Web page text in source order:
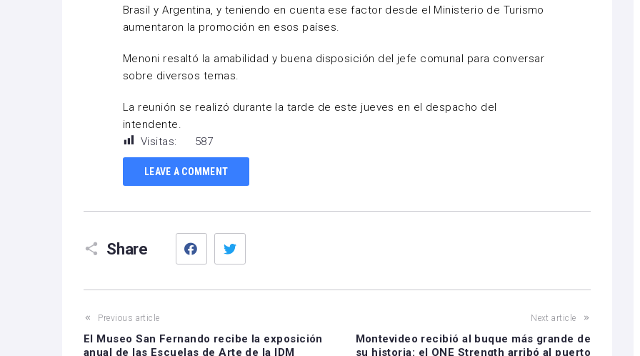
Brasil y Argentina, y teniendo en cuenta ese factor desde el Ministerio de Turismo
aumentaron la promoción en esos países.
Menoni resaltó la amabilidad y buena disposición del jefe comunal para conversar
sobre diversos temas.
La reunión se realizó durante la tarde de este jueves en el despacho del
intendente.
Visitas:
587
LEAVE A COMMENT
Share
Facebook
Previous article
El Museo San Fernando recibe la exposición
anual de las Escuelas de Arte de la IDM
Next article
Montevideo recibió al buque más grande de
su historia: el ONE Strength arribó al puerto